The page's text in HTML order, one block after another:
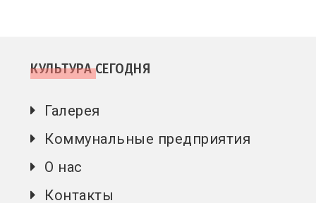
КУЛЬТУРА СЕГОДНЯ
Галерея
Коммунальные предприятия
О нас
Контакты